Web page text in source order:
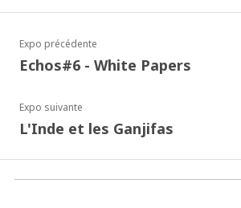
Expo précédente
Echos#6 - White Papers
Expo suivante
L'Inde et les Ganjifas